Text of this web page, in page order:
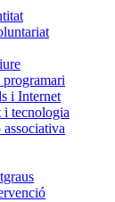
i Internet
i tecnologia